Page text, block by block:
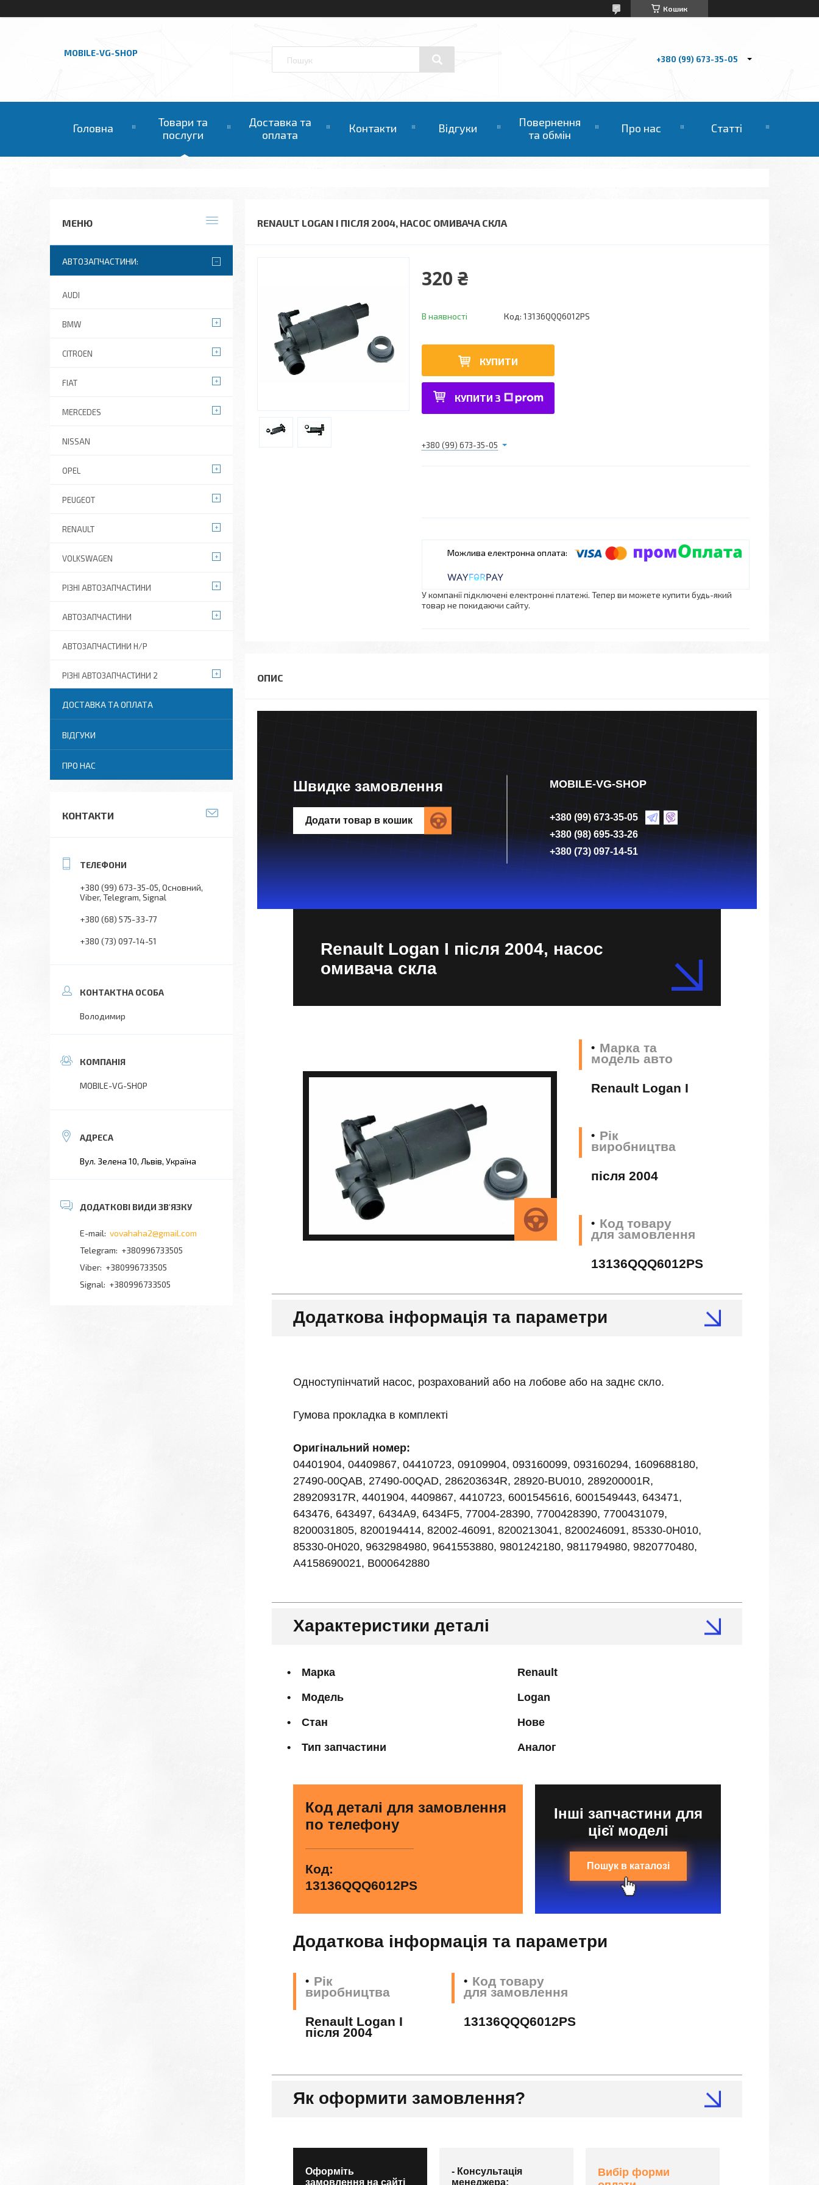
Кошик
MOBILE-VG-SHOP
+380 (99) 673-35-05
Головна
Товари та
послуги
Доставка та
оплата
Контакти Відгуки
Повернення
та обмін
Про нас Статті
RENAULT LOGAN I ПІСЛЯ 2004, НАСОС ОМИВАЧА СКЛА
320 ₴
В наявності Код: 13136QQQ6012PS
КУПИТИ
КУПИТИ З
+380 (99) 673-35-05
У компанії підключені електронні платежі. Тепер ви можете купити будь-який
товар не покидаючи сайту.
Швидке замовлення
Додати товар в кошик
MOBILE-VG-SHOP
+380 (99) 673-35-05
+380 (98) 695-33-26
+380 (73) 097-14-51
Renault Logan I після 2004, насос
омивача скла
Марка та
модель авто
Renault Logan I
Рік
виробництва
після 2004
Код товару
для замовлення
13136QQQ6012PS
Додаткова інформація та параметри
Одноступінчатий насос, розрахований або на лобове або на заднє скло.
Гумова прокладка в комплекті
Оригінальний номер:
04401904, 04409867, 04410723, 09109904, 093160099, 093160294, 1609688180,
27490-00QAB, 27490-00QAD, 286203634R, 28920-BU010, 289200001R,
289209317R, 4401904, 4409867, 4410723, 6001545616, 6001549443, 643471,
643476, 643497, 6434A9, 6434F5, 77004-28390, 7700428390, 7700431079,
8200031805, 8200194414, 82002-46091, 8200213041, 8200246091, 85330-0H010,
85330-0H020, 9632984980, 9641553880, 9801242180, 9811794980, 9820770480,
A4158690021, B000642880
Характеристики деталі
Марка Renault
Модель Logan
Стан Нове
Тип запчастини Аналог
Код деталі для замовлення
по телефону
Код:
13136QQQ6012PS
Інші запчастини для
цієї моделі
Пошук в каталозі
Додаткова інформація та параметри
Рік
виробництва
Renault Logan I
після 2004
Код товару
для замовлення
13136QQQ6012PS
Як оформити замовлення?
Оформіть
замовлення на сайті
- Консультація
менеджера;
Вибір форми
АВТОЗАПЧАСТИНИ:
AUDI
BMW
CITROEN
FIAT
MERCEDES
NISSAN
OPEL
PEUGEOT
RENAULT
VOLKSWAGEN
РІЗНІ АВТОЗАПЧАСТИНИ
АВТОЗАПЧАСТИНИ
АВТОЗАПЧАСТИНИ Н/Р
РІЗНІ АВТОЗАПЧАСТИНИ 2
ДОСТАВКА ТА ОПЛАТА
ВІДГУКИ
ПРО НАС
КОНТАКТИ
+380 (99) 673-35-05 Основний,
Viber, Telegram, Signal
+380 (68) 575-33-77
+380 (73) 097-14-51
Володимир
MOBILE-VG-SHOP
Вул. Зелена 10, Львів, Україна
vovahaha2@gmail.com
+380996733505
+380996733505
Signal
+380996733505